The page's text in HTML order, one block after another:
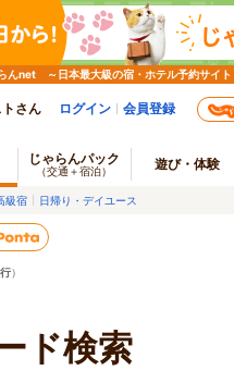
んnet ～日本最大級の宿・ホテル予約サイト
さん ログイン 会員登録
じゃらんパック
（交通＋宿泊） 遊び・体験
級宿 日帰り・デイユース
）
ド検索